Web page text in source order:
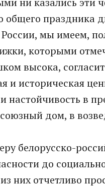
общего праздника
мы имеем,
которыми
высока,
и историческая
настойчивость в
дом, в
белорусско-
до
них отчетливо